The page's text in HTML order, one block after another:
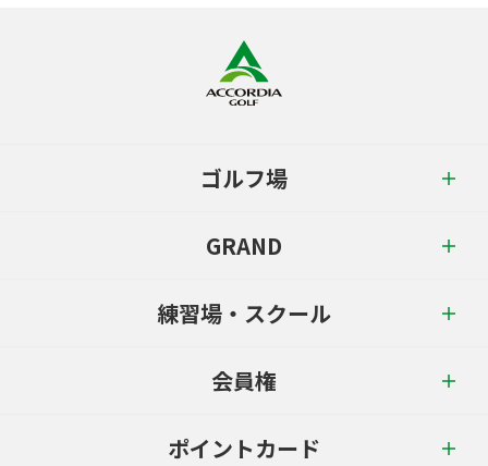
ゴルフ場
GRAND
練習場・スクール
会員権
ポイントカード